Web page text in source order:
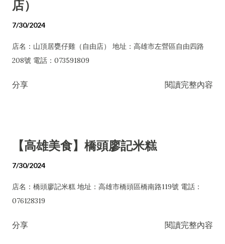
店）
7/30/2024
店名：山頂居甕仔雞（自由店） 地址：高雄市左營區自由四路
208號 電話：073591809
分享 閱讀完整內容
【高雄美食】橋頭廖記米糕
7/30/2024
店名：橋頭廖記米糕 地址：高雄市橋頭區橋南路119號 電話：
076128319
分享 閱讀完整內容